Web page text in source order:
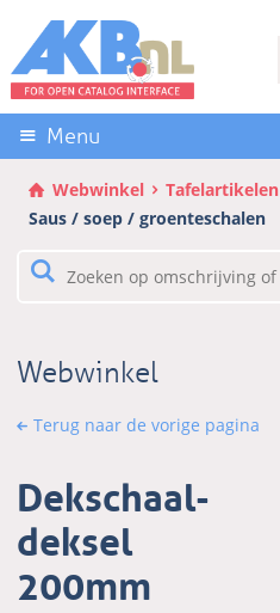
links
over
Direct
naar
de
inhoud
Direct
het
Menu
Webwinkel
Tafelartikelen
Saus / soep / groenteschalen
Webwinkel
Terug naar de vorige pagina
Dekschaal-
deksel
200mm